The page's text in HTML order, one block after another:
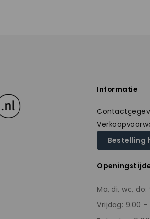
Informatie
Bestelling
Ma, di, wo, do:
Vrijdag: 9.00 –